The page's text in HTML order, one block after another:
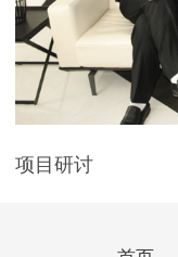
项目研讨